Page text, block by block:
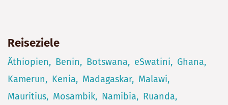
Reiseziele
Äthiopien Benin Botswana eSwatini
Ghana
Kamerun
Kenia Madagaskar
Malawi
Mauritius
Mosambik Namibia
Ruanda